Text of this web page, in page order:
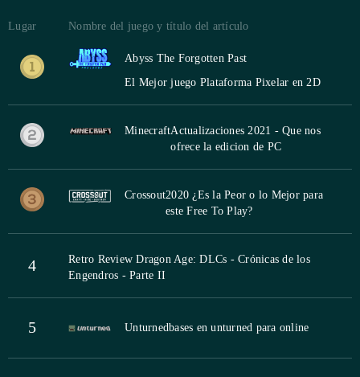
Lugar Nombre del juego y título del artículo
Abyss The Forgotten Past
El Mejor juego Plataforma Pixelar en 2D
MinecraftActualizaciones 2021 - Que nos
ofrece la edicion de PC
Crossout2020 ¿Es la Peor o lo Mejor para
este Free To Play?
4
Retro Review Dragon Age: DLCs - Crónicas de los
Engendros - Parte II
5 Unturnedbases en unturned para online